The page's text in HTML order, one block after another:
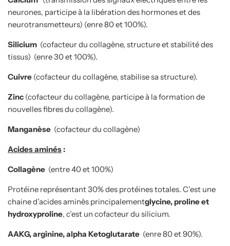
neurones, participe à la libération des hormones et des
neurotransmetteurs) (enre 80 et 100%).
Silicium (cofacteur du collagène, structure et stabilité des
tissus) (enre 30 et 100%).
Cuivre (cofacteur du collagène, stabilise sa structure).
Zinc (cofacteur du collagène, participe à la formation de
nouvelles fibres du collagène).
Manganèse (cofacteur du collagène)
Acides aminés :
Collagène (entre 40 et 100%)
Protéine représentant 30% des protéines totales. C’est une
chaine d’acides aminès principalementglycine, proline et
hydroxyproline, c’est un cofacteur du silicium.
AAKG, arginine, alpha Ketoglutarate (enre 80 et 90%).